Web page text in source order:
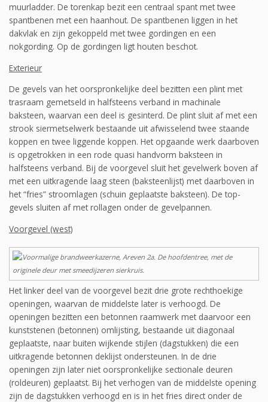
muurladder. De torenkap bezit een centraal spant met twee
spantbenen met een haanhout. De spantbenen liggen in het
dakvlak en zijn gekoppeld met twee gordingen en een
nokgording. Op de gordingen ligt houten beschot.
Exterieur
De gevels van het oorspronkelijke deel bezitten een plint met
trasraam gemetseld in halfsteens verband in machinale
baksteen, waarvan een deel is gesinterd. De plint sluit af met een
strook siermetselwerk bestaande uit afwisselend twee staande
koppen en twee liggende koppen. Het opgaande werk daarboven
is opgetrokken in een rode quasi handvorm baksteen in
halfsteens verband. Bij de voorgevel sluit het gevelwerk boven af
met een uitkragende laag steen (bak­steenlijst) met daarboven in
het “fries” stroomlagen (schuin geplaatste baksteen). De top­
gevels sluiten af met rollagen onder de gevelpannen.
Voorgevel (west)
Het linker deel van de voorgevel bezit drie grote rechthoekige
openingen, waarvan de middel­ste later is verhoogd. De
openingen bezitten een betonnen raamwerk met daarvoor een
kunst­stenen (betonnen) omlijsting, bestaande uit diagonaal
geplaatste, naar buiten wijkende stijlen (dagstukken) die een
uitkragende betonnen deklijst ondersteunen. In de drie
openingen zijn later niet oorspronkelijke sectionale deuren
(roldeuren) geplaatst. Bij het verhogen van de middelste opening
zijn de dagstukken verhoogd en is in het fries direct onder de